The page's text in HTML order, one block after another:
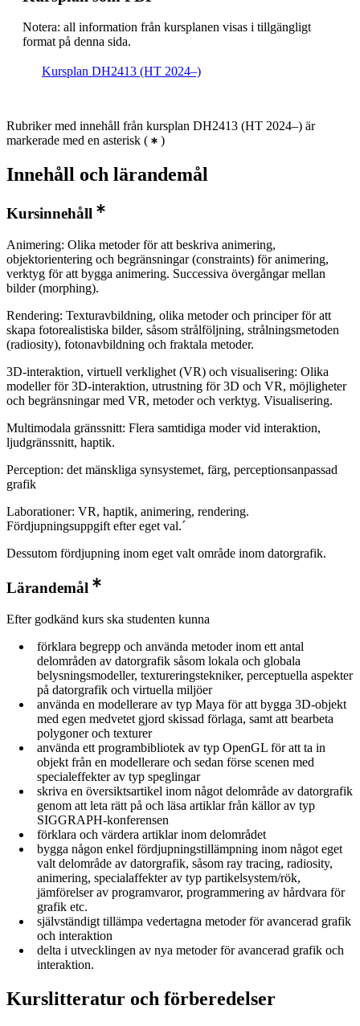
Notera: all information från kursplanen visas i tillgängligt
format på denna sida.
Kursplan DH2413 (HT 2024–)
Rubriker med innehåll från kursplan DH2413 (HT 2024–) är
markerade med en asterisk ( )
Innehåll och lärandemål
Kursinnehåll
Animering: Olika metoder för att beskriva animering,
objektorientering och begränsningar (constraints) för animering,
verktyg för att bygga animering. Successiva övergångar mellan
bilder (morphing).
Rendering: Texturavbildning, olika metoder och principer för att
skapa fotorealistiska bilder, såsom strålföljning, strålningsmetoden
(radiosity), fotonavbildning och fraktala metoder.
3D-interaktion, virtuell verklighet (VR) och visualisering: Olika
modeller för 3D-interaktion, utrustning för 3D och VR, möjligheter
och begränsningar med VR, metoder och verktyg. Visualisering.
Multimodala gränssnitt: Flera samtidiga moder vid interaktion,
ljudgränssnitt, haptik.
Perception: det mänskliga synsystemet, färg, perceptionsanpassad
grafik
Laborationer: VR, haptik, animering, rendering.
Fördjupningsuppgift efter eget val.´
Dessutom fördjupning inom eget valt område inom datorgrafik.
Lärandemål
Efter godkänd kurs ska studenten kunna
förklara begrepp och använda metoder inom ett antal
delområden av datorgrafik såsom lokala och globala
belysningsmodeller, textureringstekniker, perceptuella aspekter
på datorgrafik och virtuella miljöer
använda en modellerare av typ Maya för att bygga 3D-objekt
med egen medvetet gjord skissad förlaga, samt att bearbeta
polygoner och texturer
använda ett programbibliotek av typ OpenGL för att ta in
objekt från en modellerare och sedan förse scenen med
specialeffekter av typ speglingar
skriva en översiktsartikel inom något delområde av datorgrafik
genom att leta rätt på och läsa artiklar från källor av typ
SIGGRAPH-konferensen
förklara och värdera artiklar inom delområdet
bygga någon enkel fördjupningstillämpning inom något eget
valt delområde av datorgrafik, såsom ray tracing, radiosity,
animering, specialaffekter av typ partikelsystem/rök,
jämförelser av programvaror, programmering av hårdvara för
grafik etc.
självständigt tillämpa vedertagna metoder för avancerad grafik
och interaktion
delta i utvecklingen av nya metoder för avancerad grafik och
interaktion.
Kurslitteratur och förberedelser